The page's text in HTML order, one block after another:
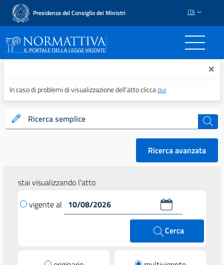
Presidenza del Consiglio dei Ministri ITA
Normattiva - Il portale ×
In caso di problemi di visualizzazione dell’atto cliccaqui
Ricerca semplice cerca
Ricerca avanzata
stai visualizzando l'atto
vigente al
Cerca